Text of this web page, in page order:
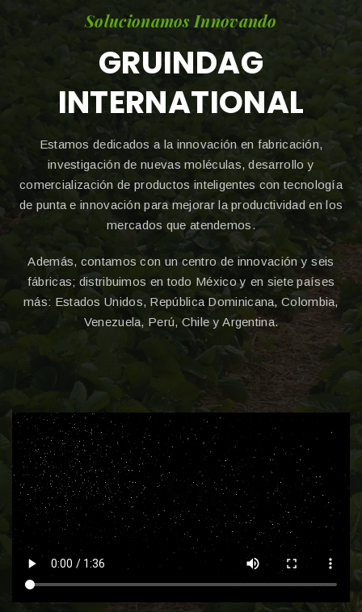
Solucionamos Innovando
GRUINDAG
INTERNATIONAL
Estamos dedicados a la innovación en fabricación,
investigación de nuevas moléculas, desarrollo y
comercialización de productos inteligentes con tecnología
de punta e innovación para mejorar la productividad en los
mercados que atendemos.
Además, contamos con un centro de innovación y seis
fábricas; distribuimos en todo México y en siete países
más: Estados Unidos, República Dominicana, Colombia,
Venezuela, Perú, Chile y Argentina.